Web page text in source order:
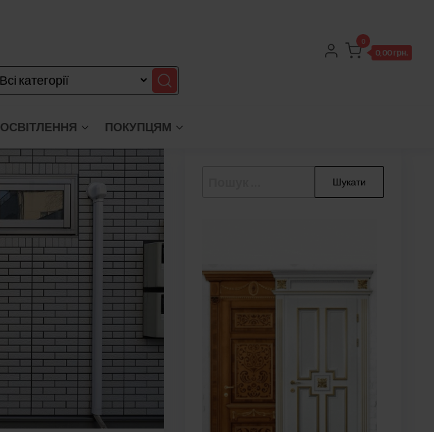
0
0,00 грн.
ОСВІТЛЕННЯ ПОКУПЦЯМ